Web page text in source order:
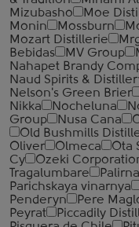
Mizubasho
Moe
Monin
Mossburn
Mozart Distillerie
Bebidas
MV Group
Nahapet Brandy
Naud Spirits &
Nelson's Green Brier
Nikka
Nocheluna
Group
Nusa Cana
Old Bushmills
Oliver
Olmeca Ota
Cy
Ozeki
Tragalumbare
Parichskaya vinarnya
Penderyn
Pere
Peyrat
Piccadily